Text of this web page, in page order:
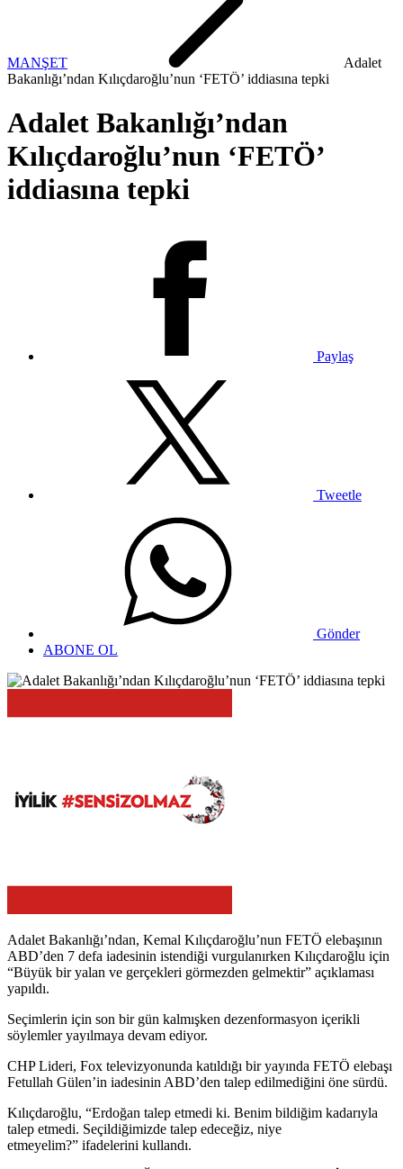
MANŞET
Adalet
Bakanlığı’ndan Kılıçdaroğlu’nun ‘FETÖ’ iddiasına tepki
Adalet Bakanlığı’ndan
Kılıçdaroğlu’nun ‘FETÖ’
iddiasına tepki
Paylaş
Tweetle
Gönder
ABONE OL
Adalet Bakanlığı’ndan, Kemal Kılıçdaroğlu’nun FETÖ elebaşının
ABD’den 7 defa iadesinin istendiği vurgulanırken Kılıçdaroğlu için
“Büyük bir yalan ve gerçekleri görmezden gelmektir” açıklaması
yapıldı.
Seçimlerin için son bir gün kalmışken dezenformasyon içerikli
söylemler yayılmaya devam ediyor.
CHP Lideri, Fox televizyonunda katıldığı bir yayında FETÖ elebaşı
Fetullah Gülen’in iadesinin ABD’den talep edilmediğini öne sürdü.
Kılıçdaroğlu, “Erdoğan talep etmedi ki. Benim bildiğim kadarıyla
talep etmedi. Seçildiğimizde talep edeceğiz, niye
etmeyelim?” ifadelerini kullandı.